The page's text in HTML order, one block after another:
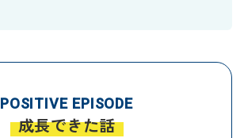
POSITIVE EPISODE
成長できた話